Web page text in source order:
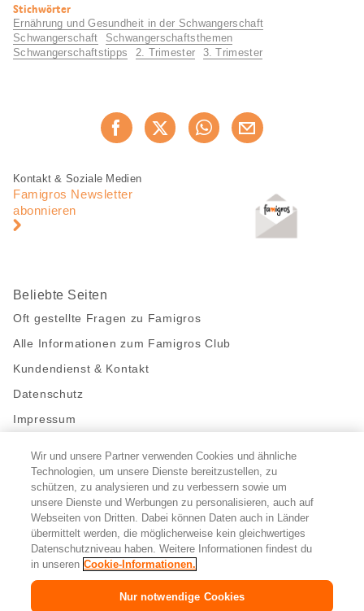
Nützliche
Informationen
Stichwörter
Ernährung und Gesundheit in der Schwangerschaft
Schwangerschaft
Schwangerschaftsthemen
Schwangerschaftstipps
2. Trimester 3. Trimester
Jetzt weiterempfehlen
Fusszeile
Fusszeile
Navigation
Kontakt & Soziale Medien
Famigros Newsletter
abonnieren
Beliebte Seiten
Oft gestellte Fragen zu Famigros
Alle Informationen zum Famigros Club
Kundendienst & Kontakt
Datenschutz
Impressum
Bleibe mit uns in Kontakt
Facebook
https://twitter.com/migros
https://www.youtube.com/user/
PinterestInstagram
Cookie-Einstellungen
FR IT
Wir und unsere Partner verwenden Cookies und ähnliche
Technologien, um unsere Dienste bereitzustellen, zu
schützen, zu analysieren und zu verbessern sowie um
unsere Dienste und Werbungen zu personalisieren, auch auf
Webseiten von Dritten. Dabei können Daten auch in Länder
übermittelt werden, die möglicherweise kein gleichwertiges
Datenschutzniveau haben. Weitere Informationen findest du
in unseren Cookie-Informationen.
Nur notwendige Cookies